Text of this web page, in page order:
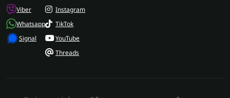
Viber
Whatsapp
Signal
Instagram
TikTok
YouTube
Threads